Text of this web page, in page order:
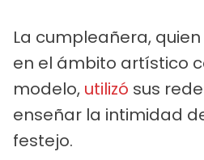
La cumpleañera,
en el ámbito artístico
modelo, utilizó sus
enseñar la intimidad
festejo.